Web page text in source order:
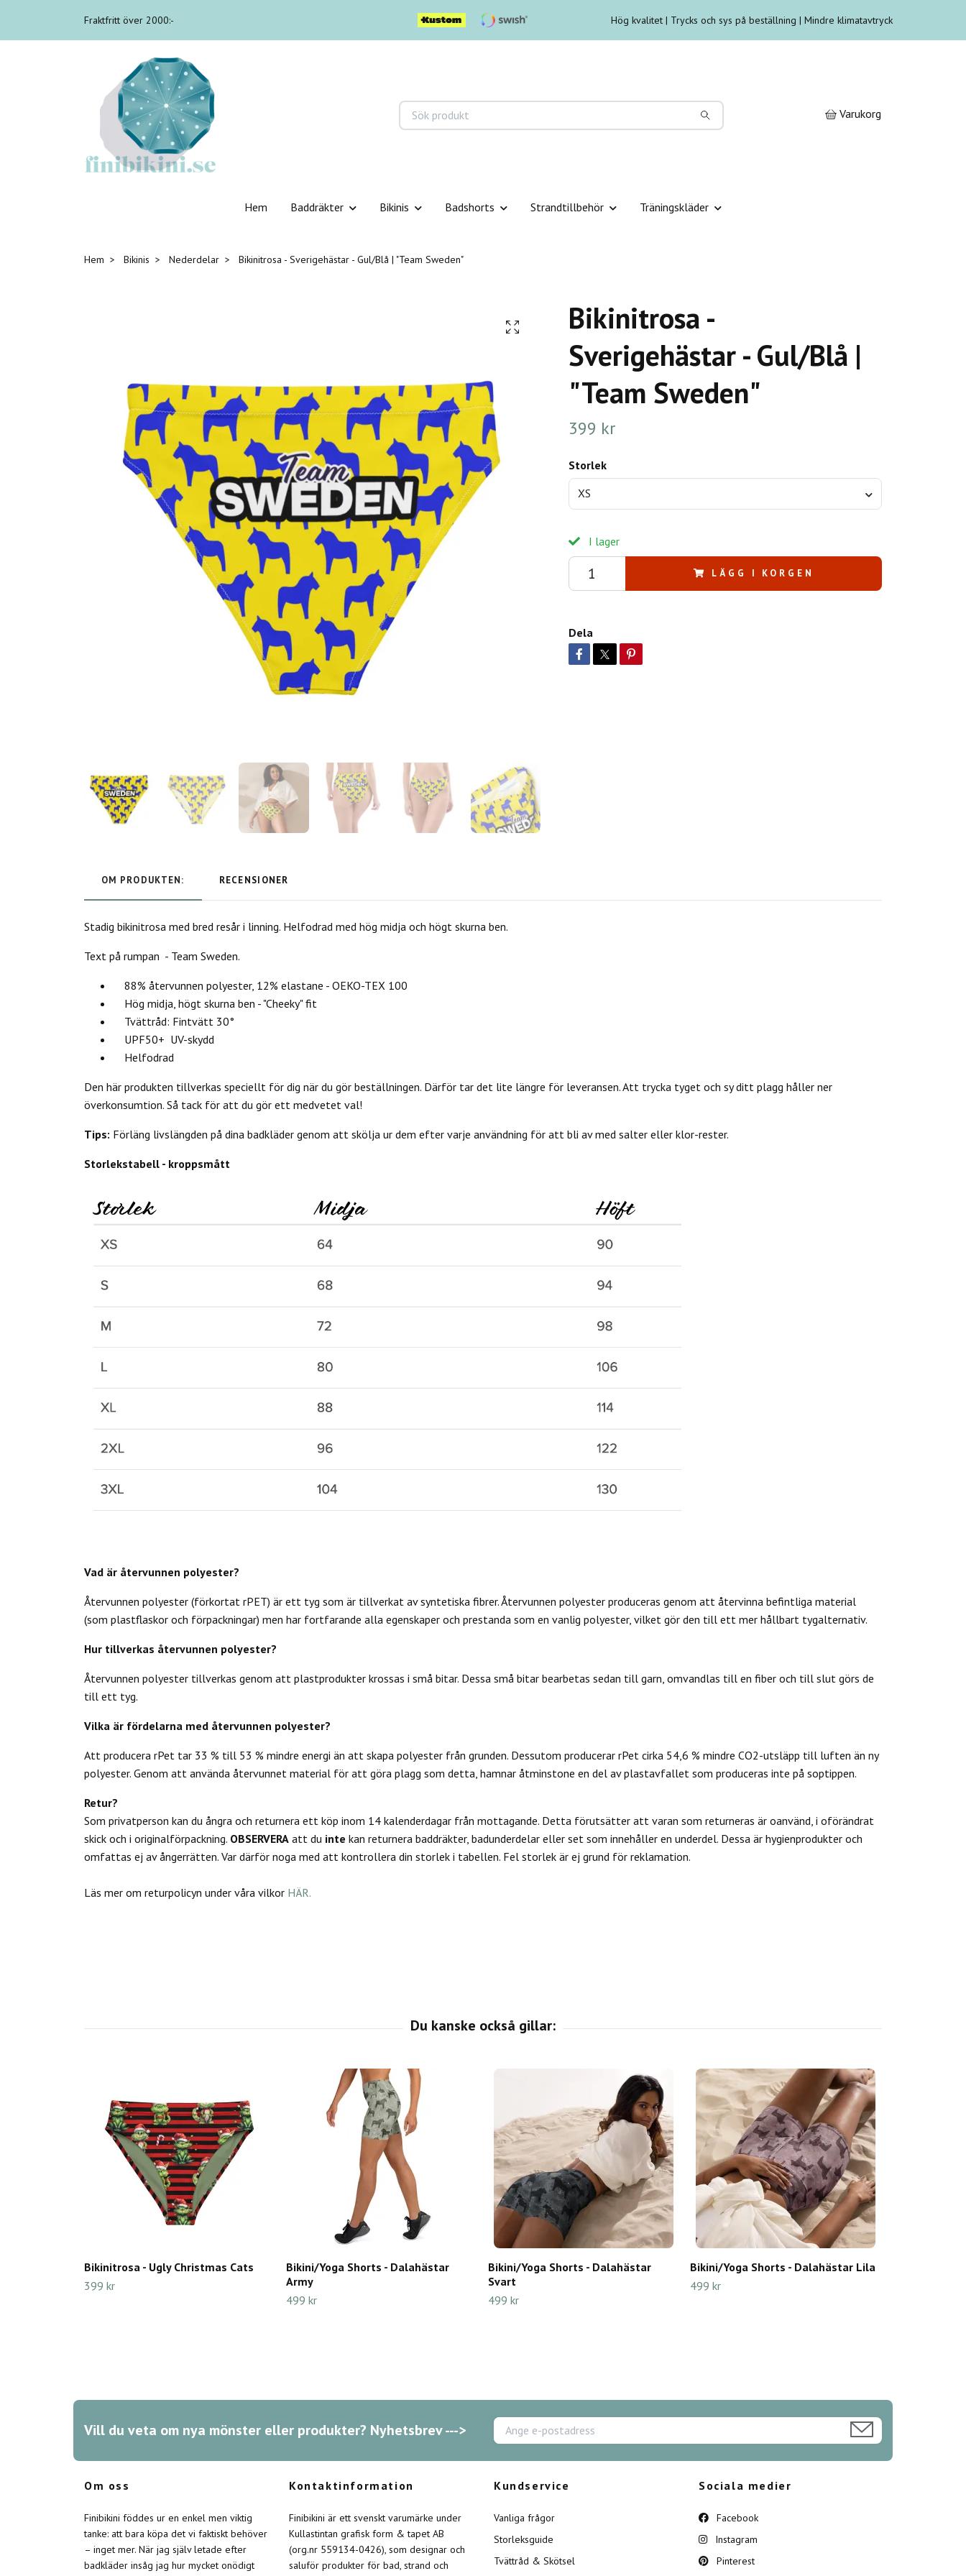
Fraktfritt över 2000:- Hög kvalitet | Trycks och sys på beställning | Mindre klimatavtryck
Varukorg
Hem Baddräkter Bikinis Badshorts Strandtillbehör Träningskläder
Hem Bikinis Nederdelar Bikinitrosa - Sverigehästar - Gul/Blå | "Team Sweden"
Bikinitrosa -
Sverigehästar - Gul/Blå |
"Team Sweden"
399 kr
Storlek
XS
I lager
LÄGG I KORGEN
Dela
OM PRODUKTEN: RECENSIONER
Stadig bikinitrosa med bred resår i linning. Helfodrad med hög midja och högt skurna ben.
Text på rumpan - Team Sweden.
88% återvunnen polyester, 12% elastane - OEKO-TEX 100
Hög midja, högt skurna ben - "Cheeky" fit
Tvättråd: Fintvätt 30°
UPF50+ UV-skydd
Helfodrad
Den här produkten tillverkas speciellt för dig när du gör beställningen. Därför tar det lite längre för leveransen. Att trycka tyget och sy ditt plagg håller ner
överkonsumtion. Så tack för att du gör ett medvetet val!
Tips: Förläng livslängden på dina badkläder genom att skölja ur dem efter varje användning för att bli av med salter eller klor-rester.
Storlekstabell - kroppsmått
Vad är återvunnen polyester?
Återvunnen polyester (förkortat rPET) är ett tyg som är tillverkat av syntetiska fibrer. Återvunnen polyester produceras genom att återvinna befintliga material
(som plastflaskor och förpackningar) men har fortfarande alla egenskaper och prestanda som en vanlig polyester, vilket gör den till ett mer hållbart tygalternativ.
Hur tillverkas återvunnen polyester?
Återvunnen polyester tillverkas genom att plastprodukter krossas i små bitar. Dessa små bitar bearbetas sedan till garn, omvandlas till en fiber och till slut görs de
till ett tyg.
Vilka är fördelarna med återvunnen polyester?
Att producera rPet tar 33 % till 53 % mindre energi än att skapa polyester från grunden. Dessutom producerar rPet cirka 54,6 % mindre CO2-utsläpp till luften än ny
polyester. Genom att använda återvunnet material för att göra plagg som detta, hamnar åtminstone en del av plastavfallet som produceras inte på soptippen.
Retur?
Som privatperson kan du ångra och returnera ett köp inom 14 kalenderdagar från mottagande. Detta förutsätter att varan som returneras är oanvänd, i oförändrat
skick och i originalförpackning. OBSERVERA att du inte kan returnera baddräkter, badunderdelar eller set som innehåller en underdel. Dessa är hygienprodukter och
omfattas ej av ångerrätten. Var därför noga med att kontrollera din storlek i tabellen. Fel storlek är ej grund för reklamation.
Läs mer om returpolicyn under våra vilkor HÄR.
Bikinitrosa - Ugly Christmas Cats
399 kr
Bikini/Yoga Shorts - Dalahästar
Army
499 kr
Bikini/Yoga Shorts - Dalahästar
Svart
499 kr
Bikini/Yoga Shorts - Dalahästar Lila
499 kr
Vill du veta om nya mönster eller produkter? Nyhetsbrev --->
Om oss
Finibikini föddes ur en enkel men viktig
tanke: att bara köpa det vi faktiskt behöver
– inget mer. När jag själv letade efter
badkläder insåg jag hur mycket onödigt
Kontaktinformation
Finibikini är ett svenskt varumärke under
Kullastintan grafisk form & tapet AB
(org.nr 559134-0426), som designar och
saluför produkter för bad, strand och
Kundservice
Vanliga frågor
Storleksguide
Tvättråd & Skötsel
Sociala medier
Facebook
Instagram
Pinterest